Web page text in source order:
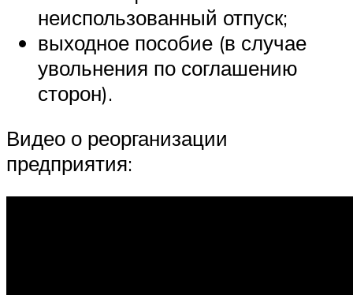
неиспользованный отпуск;
выходное пособие (в случае
увольнения по соглашению
сторон).
Видео о реорганизации
предприятия: